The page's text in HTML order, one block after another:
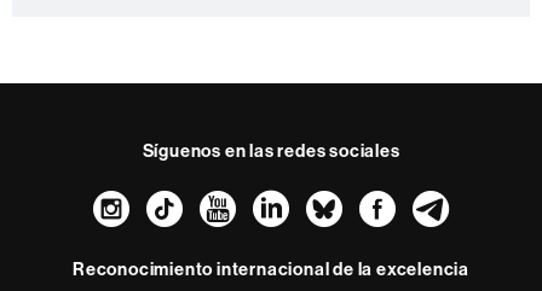
Síguenos en las redes sociales
Instagram
TikTokYouTube
LinkedIn
Bluesky
Reconocimiento internacional de la excelencia